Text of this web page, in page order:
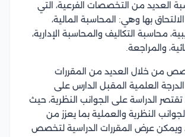
العديد من التخصصات الفرعية، التي
بها وهي: المحاسبة المالية،
محاسبة التكاليف والمحاسبة الإدارية،
والمراجعة.
من خلال العديد من المقررات
العلمية المقبل الدارس على
تقتصر الدراسة على الجوانب النظرية، حيث
النظرية والعملية بما يعزز من
ويمكن عرض المقررات الدراسية لتخصص